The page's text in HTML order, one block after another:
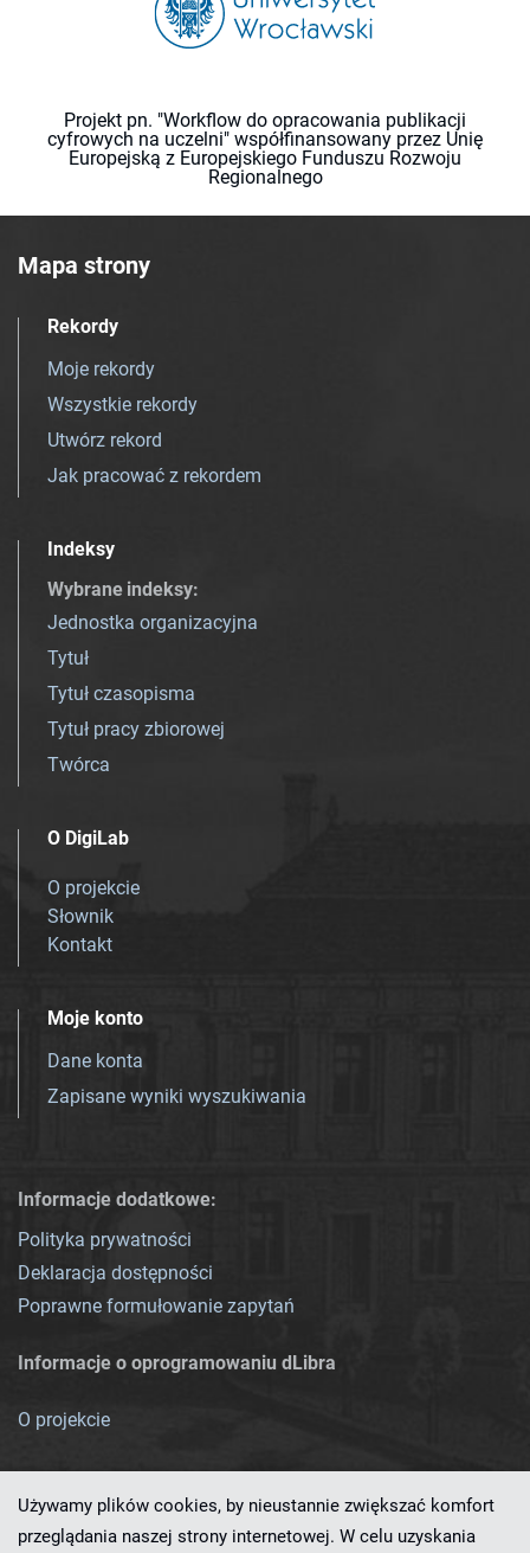
Projekt pn. "Workflow do opracowania publikacji
cyfrowych na uczelni" współfinansowany przez Unię
Europejską z Europejskiego Funduszu Rozwoju
Regionalnego
Mapa strony
Rekordy
Moje rekordy
Wszystkie rekordy
Utwórz rekord
Jak pracować z rekordem
Indeksy
Wybrane indeksy:
Jednostka organizacyjna
Tytuł
Tytuł czasopisma
Tytuł pracy zbiorowej
Twórca
O DigiLab
O projekcie
Słownik
Kontakt
Moje konto
Dane konta
Zapisane wyniki wyszukiwania
Informacje dodatkowe:
Polityka prywatności
Deklaracja dostępności
Poprawne formułowanie zapytań
Informacje o oprogramowaniu dLibra
O projekcie
Używamy plików cookies, by nieustannie zwiększać komfort
przeglądania naszej strony internetowej. W celu uzyskania